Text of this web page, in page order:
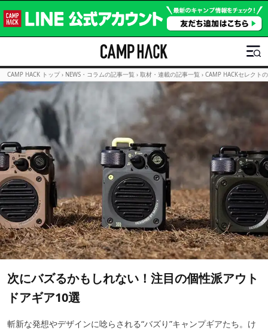
CAMP HACK トップ › NEWS・コラムの記事一覧 › 取材・連載の記事一覧 › CAMP HACKセレクト
次にバズるかもしれない！注目の個性派アウト
ドアギア10選
斬新な発想やデザインに唸らされる“バズり”キャンプギアたち。け